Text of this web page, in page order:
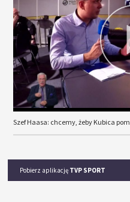
Szef Haasa: chcemy, żeby Kubica
Pobierz aplikację TVP SPORT